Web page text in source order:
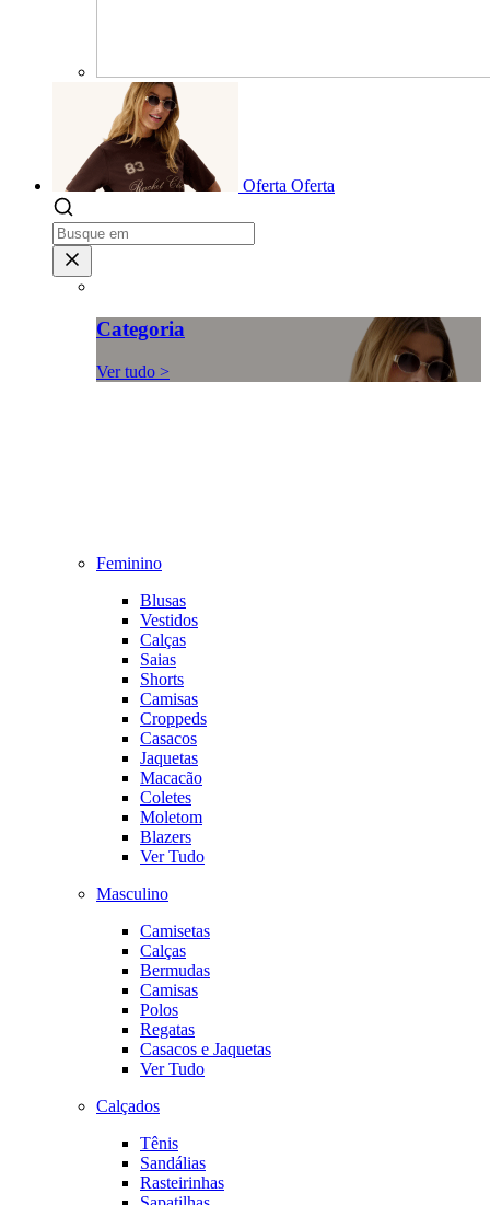
Oferta Oferta
Categoria
Ver tudo >
Feminino
Blusas
Vestidos
Calças
Saias
Shorts
Camisas
Croppeds
Casacos
Jaquetas
Macacão
Coletes
Moletom
Blazers
Ver Tudo
Masculino
Camisetas
Calças
Bermudas
Camisas
Polos
Regatas
Casacos e Jaquetas
Ver Tudo
Calçados
Tênis
Sandálias
Rasteirinhas